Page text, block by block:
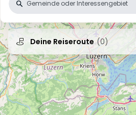
Deine Reiseroute (0)